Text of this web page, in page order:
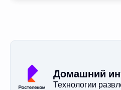
Домашний
Технологии